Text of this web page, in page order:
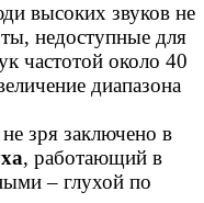
высоких звуков не
недоступные для
частотой около 40
диапазона
зря заключено в
, работающий в
– глухой по